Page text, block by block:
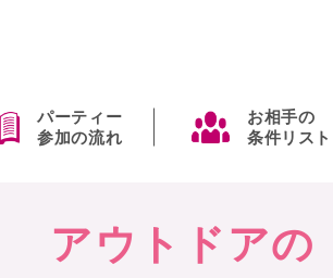
パーティー
参加の流れ
お相手の
条件リスト
アウトドアの